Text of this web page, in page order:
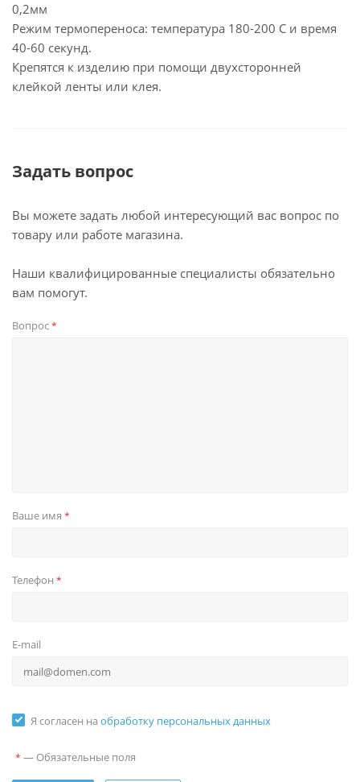
0,2мм
Режим термопереноса: температура 180-200 С и время
40-60 секунд.
Крепятся к изделию при помощи двухсторонней
клейкой ленты или клея.
Задать вопрос
Вы можете задать любой интересующий вас вопрос по
товару или работе магазина.
Наши квалифицированные специалисты обязательно
вам помогут.
Вопрос*
Ваше имя *
Телефон *
E-mail
Я согласен на обработку персональных данных
* — Обязательные поля